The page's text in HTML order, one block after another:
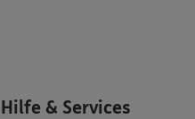
Hilfe & Services